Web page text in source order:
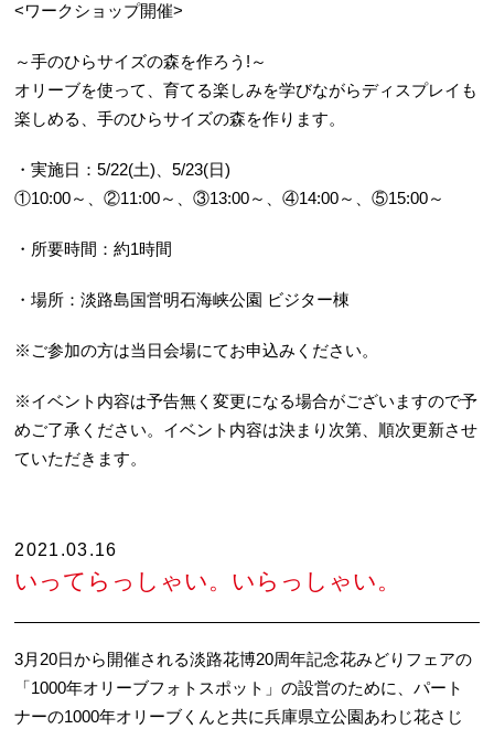
<ワークショップ開催>
～手のひらサイズの森を作ろう!～
オリーブを使って、育てる楽しみを学びながらディスプレイも
楽しめる、手のひらサイズの森を作ります。
・実施日：5/22(土)、5/23(日)
①10:00～、②11:00～、③13:00～、④14:00～、⑤15:00～
・所要時間：約1時間
・場所：淡路島国営明石海峡公園 ビジター棟
※ご参加の方は当日会場にてお申込みください。
※イベント内容は予告無く変更になる場合がございますので予
めご了承ください。イベント内容は決まり次第、順次更新させ
ていただきます。
2021.03.16
いってらっしゃい。いらっしゃい。
3月20日から開催される淡路花博20周年記念花みどりフェアの
「1000年オリーブフォトスポット」の設営のために、パート
ナーの1000年オリーブくんと共に兵庫県立公園あわじ花さじ